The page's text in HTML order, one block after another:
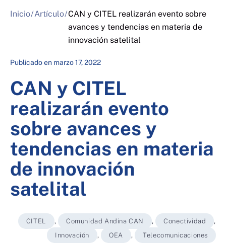
Inicio/Artículo/CAN y CITEL realizarán evento sobre
avances y tendencias en materia de
innovación satelital
Publicado en marzo 17, 2022
CAN y CITEL
realizarán evento
sobre avances y
tendencias en materia
de innovación
satelital
CITEL , Comunidad Andina CAN , Conectividad
,
Innovación
, OEA , Telecomunicaciones